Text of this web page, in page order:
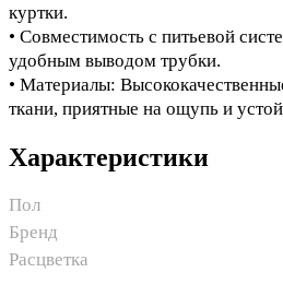
куртки.
• Совместимость с питьевой
удобным выводом трубки.
• Материалы:
ткани, приятные на ощупь и
Характеристики
Пол
Бренд
Расцветка